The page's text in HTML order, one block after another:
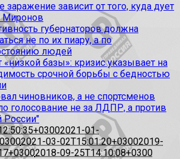
заражение зависит от того, куда дует
Миронов
губернаторов должна
не по их пиару, а по
людей
базы»: кризис указывает на
срочной борьбы с бедностью
чиновников, а не спортсменов
голосование не за ЛДПР, а против
России"
2021-01-
2021-03-02T15:01:20+03002019-
2018-09-25T14:10:08+0300